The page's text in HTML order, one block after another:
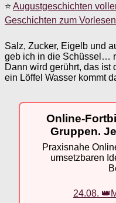
⭐ Augustgeschichten
Geschichten zum
Salz, Zucker, Eigelb und
geb ich in die Schüssel…
Dann wird gerührt, das ist
ein Löffel Wasser kommt
Online-
Gruppen.
Praxisnahe
umsetzbaren
24.08.